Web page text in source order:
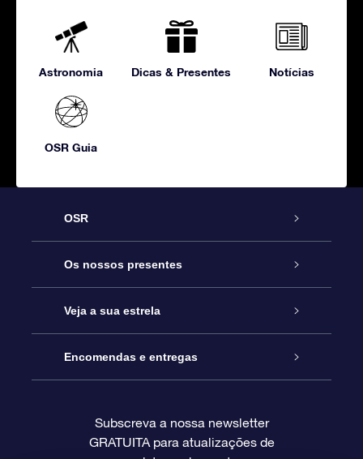
Astronomia Dicas & Presentes Notícias
OSR Guia
OSR
Serviço
Contactos
O Blog
Avaliações
Os nossos presentes
Prenda Star Online
Pacote Prenda OSR
O Cartão Presente OSR
Veja a sua estrela
Registo de Estrela
Página de Estrela personalizada
Encomendas e entregas
Informação de pagamento
Subscreva a nossa newsletter
GRATUITA para atualizações de